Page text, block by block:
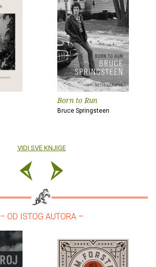
Born to Run
Bruce Springsteen
VIDI SVE KNJIGE
– OD ISTOG AUTORA –